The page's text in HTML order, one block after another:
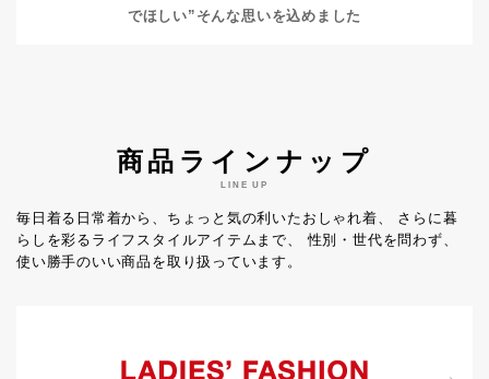
でほしい” そんな思いを込めました
商品ラインナップ
LINE UP
毎日着る日常着から、ちょっと気の利いたおしゃれ着、
さらに暮
らしを彩るライフスタイルアイテムまで、
性別・世代を問わず、
使い勝手のいい商品を取り扱っています。